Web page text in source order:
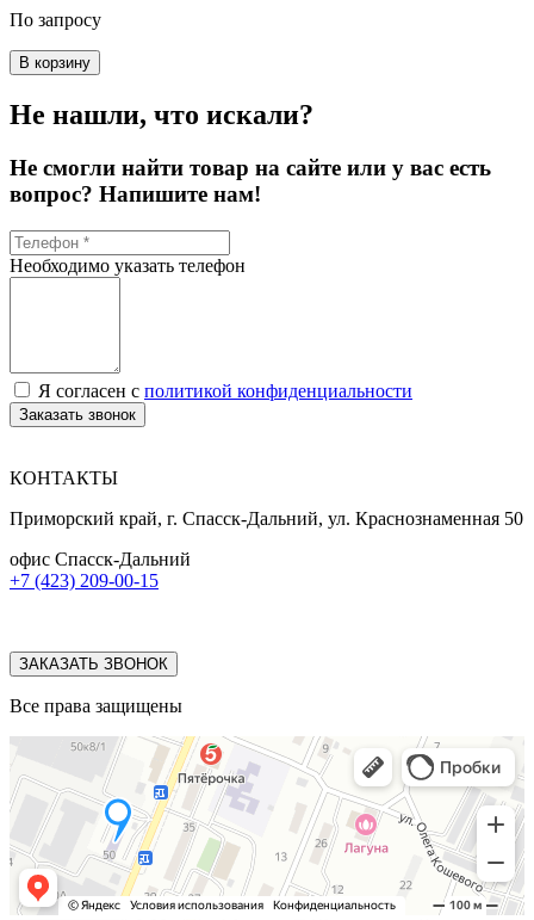
По запросу
В корзину
Не нашли, что искали?
Не смогли найти товар на сайте или у вас есть
вопрос? Напишите нам!
Необходимо указать телефон
Я согласен с политикой конфиденциальности
Заказать звонок
КОНТАКТЫ
Приморский край, г. Спасск-Дальний, ул. Краснознаменная 50
офис Спасск-Дальний
+7 (423) 209-00-15
ЗАКАЗАТЬ ЗВОНОК
Все права защищены